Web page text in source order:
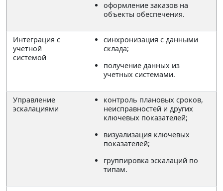
оформление заказов на
объекты обеспечения.
Интеграция с
учетной
системой
синхронизация с данными
склада;
получение данных из
учетных системами.
Управление
эскалациями
контроль плановых сроков,
неисправностей и других
ключевых показателей;
визуализация ключевых
показателей;
группировка эскалаций по
типам.